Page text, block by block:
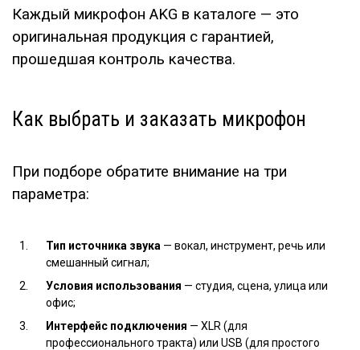
Каждый микрофон AKG в каталоге — это
оригинальная продукция с гарантией,
прошедшая контроль качества.
Как выбрать и заказать микрофон
При подборе обратите внимание на три
параметра:
Тип источника звука — вокал, инструмент, речь или
смешанный сигнал;
Условия использования — студия, сцена, улица или
офис;
Интерфейс подключения — XLR (для
профессионального тракта) или USB (для простого